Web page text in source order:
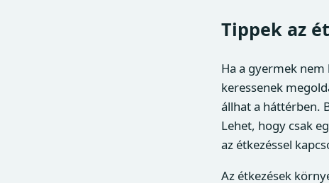
Tippek az
Ha a gyermek
keressenek
állhat a háttérben.
Lehet, hogy csak
az étkezéssel
Az étkezések